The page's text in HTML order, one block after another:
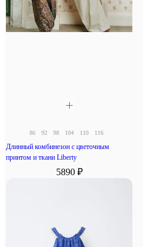
86 92 98 104 110 116
Длинный комбинезон с цветочным
принтом и ткани Liberty
5890 ₽